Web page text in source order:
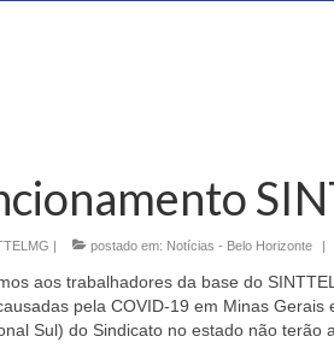
| postado em: Notícias - Belo Horizonte |
aos trabalhadores da base do
pela COVID-19 em Minas
Sul) do Sindicato no estado não terão